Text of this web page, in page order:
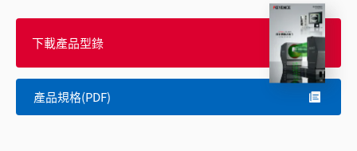
下載產品型錄
產品規格(PDF)